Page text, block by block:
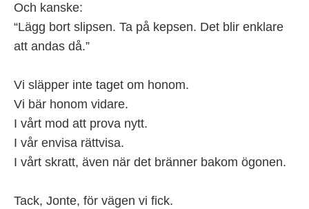
Och kanske:
“Lägg bort slipsen. Ta på kepsen. Det blir enklare
att andas då.”
Vi släpper inte taget om honom.
Vi bär honom vidare.
I vårt mod att prova nytt.
I vår envisa rättvisa.
I vårt skratt, även när det bränner bakom ögonen.
Tack, Jonte, för vägen vi fick.